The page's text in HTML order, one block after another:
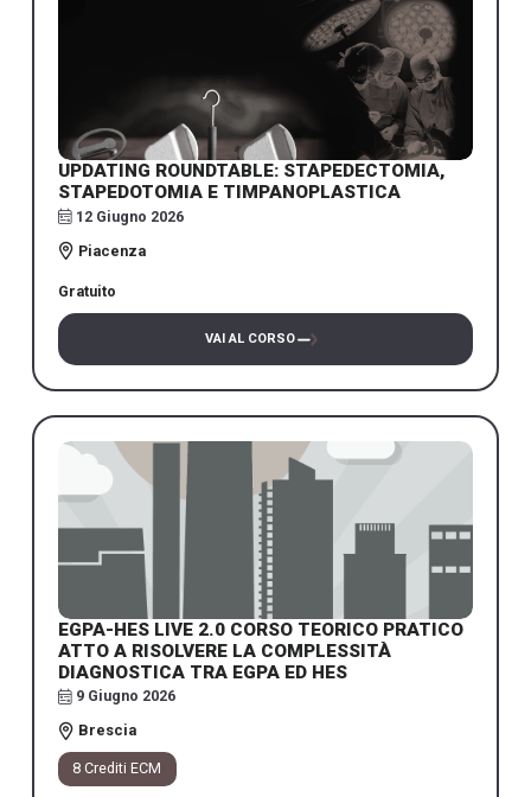
UPDATING ROUNDTABLE: STAPEDECTOMIA,
STAPEDOTOMIA E TIMPANOPLASTICA
12 Giugno 2026
Piacenza
Gratuito
VAI AL CORSO
EGPA-HES LIVE 2.0 CORSO TEORICO PRATICO
ATTO A RISOLVERE LA COMPLESSITÀ
DIAGNOSTICA TRA EGPA ED HES
9 Giugno 2026
Brescia
8 Crediti ECM